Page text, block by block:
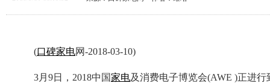
(口碑家电网-2018-03-10)
3月9日，2018中国家电及消费电子博览会(AWE )正进